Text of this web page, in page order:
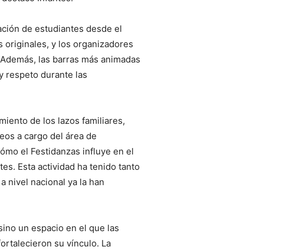
de estudiantes desde el
originales, y los organizadores
las barras más animadas
respeto durante las
de los lazos familiares,
a cargo del área de
el Festidanzas influye en el
Esta actividad ha tenido tanto
nivel nacional ya la han
un espacio en el que las
su vínculo. La